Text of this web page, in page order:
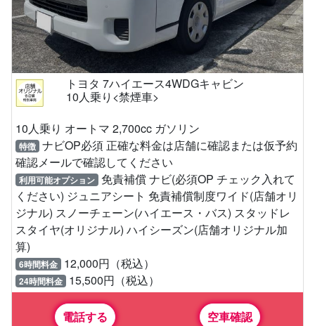
トヨタ 7ハイエース4WDGキャビン
10人乗り<禁煙車>
10人乗り オートマ 2,700cc ガソリン
特徴 ナビOP必須 正確な料金は店舗に確認または仮予約
確認メールで確認してください
利用可能オプション 免責補償 ナビ(必須OP チェック入れて
ください) ジュニアシート 免責補償制度ワイド(店舗オリ
ジナル) スノーチェーン(ハイエース・バス) スタッドレ
スタイヤ(オリジナル) ハイシーズン(店舗オリジナル加
算)
6時間料金 12,000円（税込）
24時間料金 15,500円（税込）
電話する 空車確認